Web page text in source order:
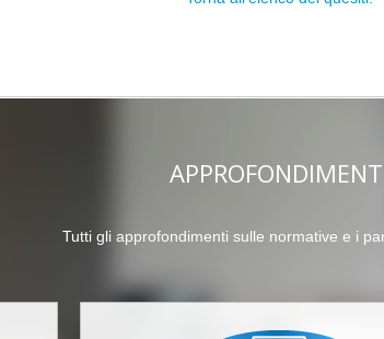
Tutti gli approfondimenti sulle normative e i